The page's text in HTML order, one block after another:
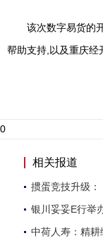
该次数字易货的
帮助支持,以及重庆经
0
相关报道
掼蛋竞技升级
银川妥妥E行举
中荷人寿：精